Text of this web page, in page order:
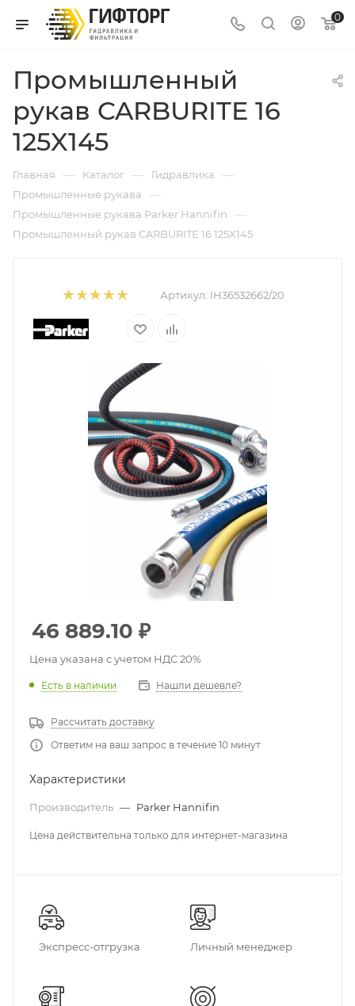
0
Промышленный
рукав CARBURITE 16
125X145
Главная — Каталог — Гидравлика —
Промышленные рукава —
Промышленные рукава Parker Hannifin —
Промышленный рукав CARBURITE 16 125X145
Артикул: IH36532662/20
46 889.10 ₽
Цена указана с учетом НДС 20%
Есть в наличии Нашли дешевле?
Рассчитать доставку
Ответим на ваш запрос в течение 10 минут
Характеристики
Производитель — Parker Hannifin
Цена действительна только для интернет-магазина
Экспресс-отгрузка Личный менеджер